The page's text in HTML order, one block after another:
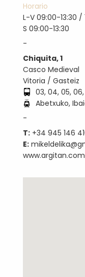
Horario
L-V 09:00-13:30 /
S 09:00-13:30
-
Chiquita, 1
Casco Medieval
Vitoria / Gasteiz
03, 04, 05,
Abetxuko,
-
T: +34 945 146
E:
www.argitan.com